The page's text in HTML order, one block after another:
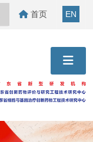
首页 EN